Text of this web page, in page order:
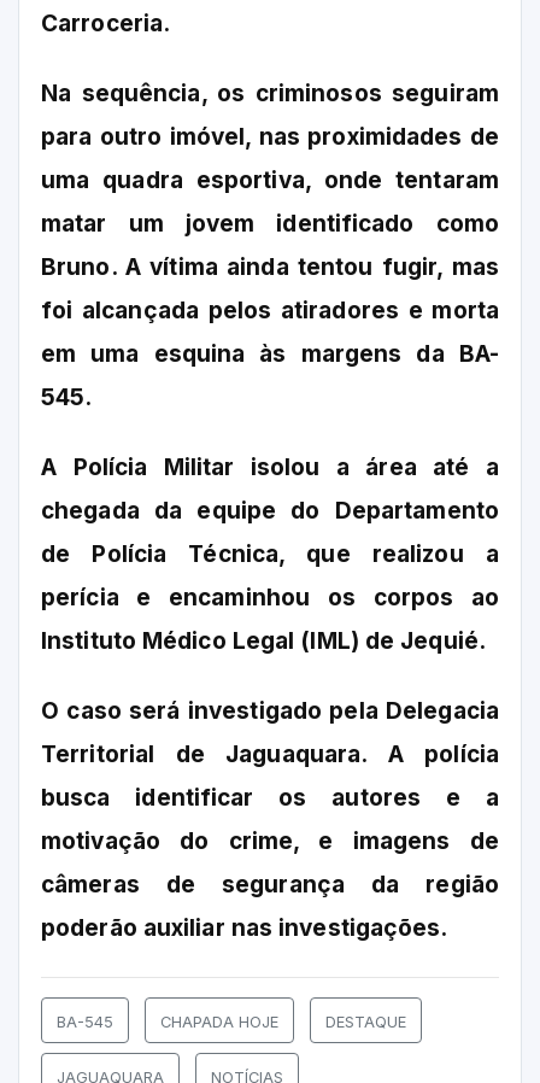
Carroceria.
Na sequência, os criminosos seguiram
para outro imóvel, nas proximidades de
uma quadra esportiva, onde tentaram
matar um jovem identificado como
Bruno. A vítima ainda tentou fugir, mas
foi alcançada pelos atiradores e morta
em uma esquina às margens da BA-
545.
A Polícia Militar isolou a área até a
chegada da equipe do Departamento
de Polícia Técnica, que realizou a
perícia e encaminhou os corpos ao
Instituto Médico Legal (IML) de Jequié.
O caso será investigado pela Delegacia
Territorial de Jaguaquara. A polícia
busca identificar os autores e a
motivação do crime, e imagens de
câmeras de segurança da região
poderão auxiliar nas investigações.
BA-545 CHAPADA HOJE DESTAQUE
JAGUAQUARA NOTÍCIAS